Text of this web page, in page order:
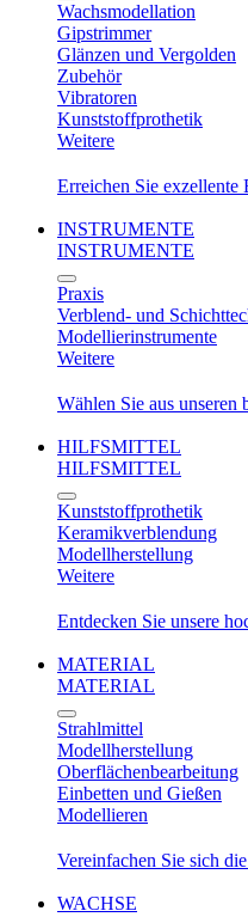
Wachsmodellation
Gipstrimmer
Glänzen und Vergolden
Zubehör
Vibratoren
Kunststoffprothetik
Weitere
Erreichen Sie exzellente
INSTRUMENTE
INSTRUMENTE
Praxis
Verblend- und
Modellierinstrumente
Weitere
Wählen Sie aus unseren
HILFSMITTEL
HILFSMITTEL
Kunststoffprothetik
Keramikverblendung
Modellherstellung
Weitere
Entdecken Sie unsere
MATERIAL
MATERIAL
Strahlmittel
Modellherstellung
Oberflächenbearbeitung
Einbetten und Gießen
Modellieren
Vereinfachen Sie sich
WACHSE